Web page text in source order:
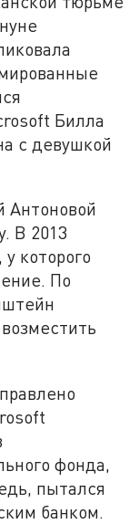
Билла
с девушкой
Антоновой
В 2013
которого
По
фонда,
пытался
банком.